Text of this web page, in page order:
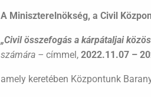
A Miniszterelnökség, a Civil
„Civil összefogás a kárpátaljai
számára –címmel,2022.11.07 –
amely keretében Központunk